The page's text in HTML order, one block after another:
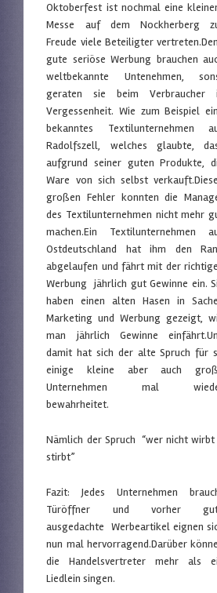
Oktoberfest ist nochmal eine
Messe auf dem Nockherberg
Freude viele Beteiligter
gute seriöse Werbung brauchen
weltbekannte Untenehmen,
geraten sie beim Verbraucher
Vergessenheit. Wie zum Beispiel
bekanntes Textilunternehmen
Radolfszell, welches glaubte,
aufgrund seiner guten Produkte,
Ware von sich selbst
großen Fehler konnten die
des Textilunternehmen nicht mehr
machen.Ein Textilunternehmen
Ostdeutschland hat ihm den
abgelaufen und fährt mit der
Werbung jährlich gut Gewinne ein.
haben einen alten Hasen in
Marketing und Werbung gezeigt,
man jährlich Gewinne
damit hat sich der alte Spruch für
einige kleine aber auch
Unternehmen mal
bewahrheitet.
Nämlich der Spruch “wer nicht wirbt
stirbt”
Fazit: Jedes Unternehmen
Türöffner und vorher
ausgedachte Werbeartikel eignen
nun mal hervorragend.Darüber
die Handelsvertreter mehr als
Liedlein singen.